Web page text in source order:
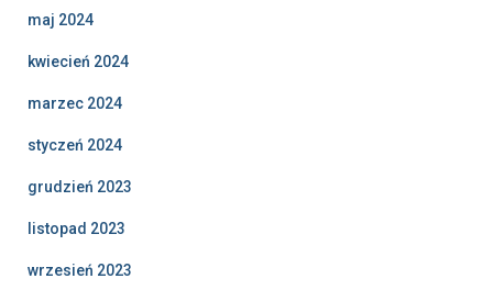
maj 2024
kwiecień 2024
marzec 2024
styczeń 2024
grudzień 2023
listopad 2023
wrzesień 2023